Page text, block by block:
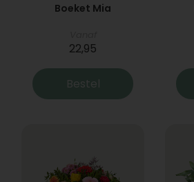
Boeket Mia
22,95
Bestel